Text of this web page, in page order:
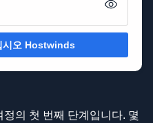
시오 Hostwinds
의 첫 번째 단계입니다. 몇